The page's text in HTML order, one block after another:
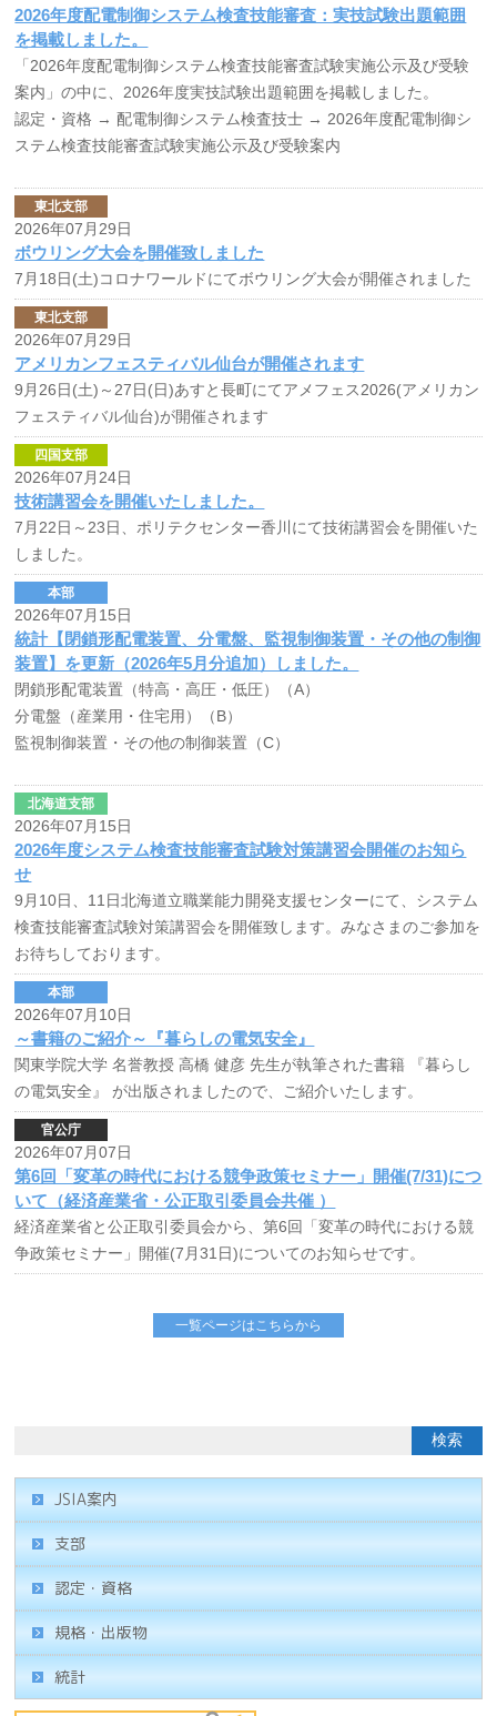
2026年度配電制御システム検査技能審査：実技試験出題範囲
を掲載しました。
「2026年度配電制御システム検査技能審査試験実施公示及び受験
案内」の中に、2026年度実技試験出題範囲を掲載しました。
認定・資格 →配電制御システム検査技士 → 2026年度配電制御シ
ステム検査技能審査試験実施公示及び受験案内
東北支部
2026年07月29日
ボウリング大会を開催致しました
7月18日(土)コロナワールドにてボウリング大会が開催されました
東北支部
2026年07月29日
アメリカンフェスティバル仙台が開催されます
9月26日(土)～27日(日)あすと長町にてアメフェス2026(アメリカン
フェスティバル仙台)が開催されます
四国支部
2026年07月24日
技術講習会を開催いたしました。
7月22日～23日、ポリテクセンター香川にて技術講習会を開催いた
しました。
本部
2026年07月15日
統計【閉鎖形配電装置、分電盤、監視制御装置・その他の制御
装置】を更新（2026年5月分追加）しました。
閉鎖形配電装置（特高・高圧・低圧）（A）
分電盤（産業用・住宅用）（B）
監視制御装置・その他の制御装置（C）
北海道支部
2026年07月15日
2026年度システム検査技能審査試験対策講習会開催のお知ら
せ
9月10日、11日北海道立職業能力開発支援センターにて、システム
検査技能審査試験対策講習会を開催致します。みなさまのご参加を
お待ちしております。
本部
2026年07月10日
～書籍のご紹介～『暮らしの電気安全』
関東学院大学 名誉教授 高橋 健彦 先生が執筆された書籍 『暮らし
の電気安全』 が出版されましたので、ご紹介いたします。
官公庁
2026年07月07日
第6回「変革の時代における競争政策セミナー」開催(7/31)につ
いて（経済産業省・公正取引委員会共催 ）
経済産業省と公正取引委員会から、第6回「変革の時代における競
争政策セミナー」開催(7月31日)についてのお知らせです。
一覧ページはこちらから
JSIA案内
支部
認定・資格
規格・出版物
統計